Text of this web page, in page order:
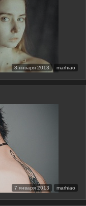
8 января 2013 marhiao
7 января 2013 marhiao